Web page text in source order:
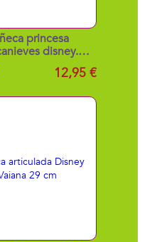
princesa
disney.
articulada
12,95 €